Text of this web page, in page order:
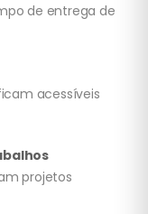
de entrega de
acessíveis
projetos